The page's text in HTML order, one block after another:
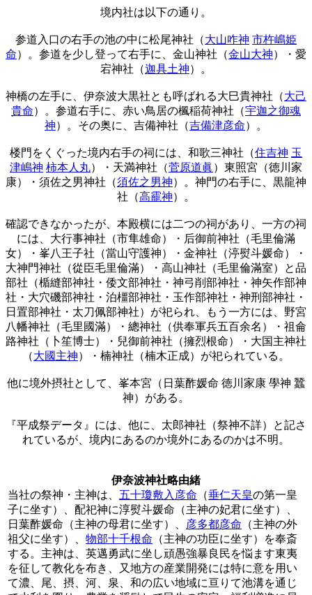
境内社は以下の通り。
参道入口の右手の池の中に松尾神社（大山咋神 市杵嶋姫
命）。参道を少し登って右手に、金山神社（金山大神）・愛
宕神社（迦具土神）。
神橋の左手に、伊奈波大黒社とも呼ばれる大巳貴神社（大己
貴命）。参道右手に、赤い鳥居の楓稲荷神社（宇迦之御魂
神）。その奥に、吉備神社（吉備津彦命）。
楼門をくぐった境内右手の祠には、和歌三神社（住吉神 玉
津嶋神 柿本人丸）・天満神社（菅原道眞）東照宮（徳川家
康）・須佐之男神社（須佐之男神）。神門の右手に、黒龍神
社（高靇神）。
確認できなかったが、本殿横には二つの祠があり、一方の祠
には、大行事神社（市隼雄命）・后御前神社（毛里倫滿
女）・峯八王子社（當山守護神）・金神社（渟熨斗媛命）・
大神門神社（從臣毛里倫滿）・高山神社（毛里倫滿室）と品
部社（楯縫部神社・倭文部神社・神弓削部神社・神矢作部神
社・大穴磯部神社・泊橿部神社・玉作部神社・神刑部神社・
日置部神社・太刀佩部神社）が祀られ、もう一方には、野宮
八幡神社（毛里國滿）・總神社（供奉軍兵五百余名）・祖侖
路神社（卜笙博士）・兒御前神社（擁烈根命）・大国主神社
（大國主神）・楠神社（楠木正成）が祀られている。
他に境外摂社として、峯本宮（日葉酢媛命 徳川家康 學神 蠶
神）がある。
『平成祭データ』には、他に、太郎神社（祭神不詳）と記さ
れているが、境内にあるのか境外にあるのかは不明。
伊奈波神社略由緒
当社の祭神・主神は、 五十瓊敷入彦命 （垂仁天皇の第一皇
子に坐す）、配祀神に淳熨斗媛命（主神の妃君に坐す）、
日葉酢媛命（主神の母君に坐す）、
彦多都彦命 （主神の外
祖父に坐す）、 物部十千根命 （主神の功臣に坐す）を奉斎
する。主神は、英邁勇武に坐し頑愚強暴良民を悩ます東夷
を征して教化を布き、又地方の産業開発には特に意を用い
て濃、尾、摂、河、泉、和の広い地域に亘りて池溝を通じ